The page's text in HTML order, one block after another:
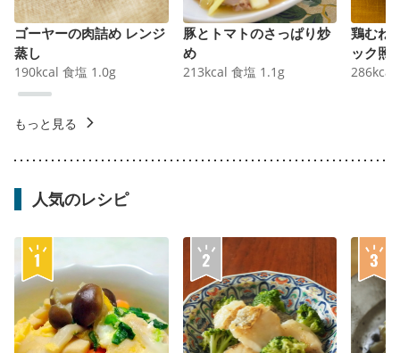
ゴーヤーの肉詰め レンジ
蒸し
190kcal 食塩 1.0g
豚とトマトのさっぱり炒
め
213kcal 食塩 1.1 g
鶏むね
ック照
286kcal
もっと見る
人気のレシピ